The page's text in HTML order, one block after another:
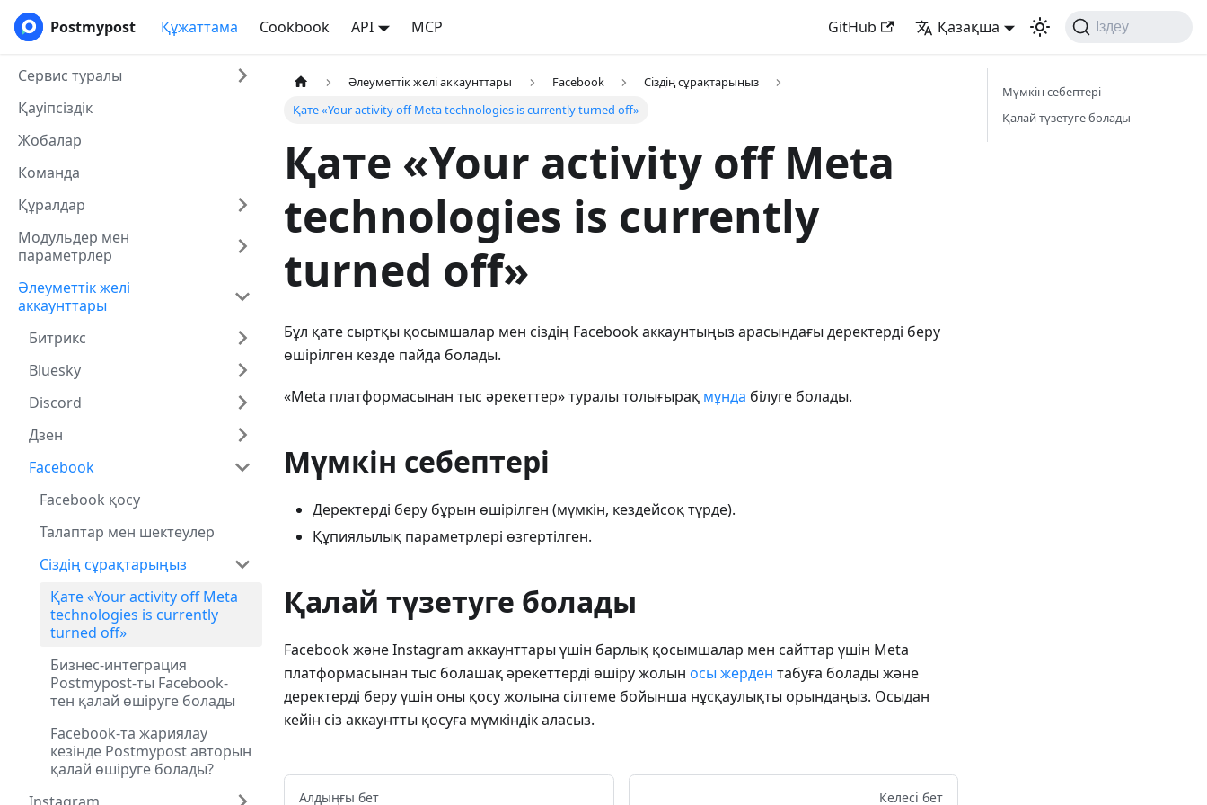
Postmypost Құжаттама Cookbook API MCP GitHub Қазақша Іздеу
Сервис туралы
Қауіпсіздік
Жобалар
Команда
Құралдар
Модульдер мен
параметрлер
Әлеуметтік желі
аккаунттары
Битрикс
Bluesky
Discord
Дзен
Facebook
Facebook қосу
Талаптар мен шектеулер
Сіздің сұрақтарыңыз
Қате «Your activity off Meta
technologies is currently
turned off»
Бизнес-интеграция
Postmypost-ты Facebook-
тен қалай өшіруге болады
Facebook-та жариялау
кезінде Postmypost авторын
қалай өшіруге болады?
Әлеуметтік желі аккаунттары Facebook
Сіздің сұрақтарыңыз
Қате «Your activity off Meta technologies is currently turned off»
Қате «Your activity off Meta
technologies is currently
turned off»
Бұл қате сыртқы қосымшалар мен сіздің Facebook аккаунтыңыз арасындағы деректерді беру
өшірілген кезде пайда болады.
«Meta платформасынан тыс әрекеттер» туралы толығырақ мұнда білуге болады.
Мүмкін себептері
Деректерді беру бұрын өшірілген (мүмкін, кездейсоқ түрде).
Құпиялылық параметрлері өзгертілген.
Қалай түзетуге болады
Facebook және Instagram аккаунттары үшін барлық қосымшалар мен сайттар үшін Meta
платформасынан тыс болашақ әрекеттерді өшіру жолын осы жерден табуға болады және
деректерді беру үшін оны қосу жолына сілтеме бойынша нұсқаулықты орындаңыз. Осыдан
кейін сіз аккаунтты қосуға мүмкіндік аласыз.
Алдыңғы бет Келесі бет
Мүмкін себептері
Қалай түзетуге болады